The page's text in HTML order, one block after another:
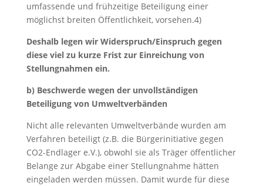
umfassende und frühzeitige Beteiligung einer
möglichst breiten Öffentlichkeit, vorsehen.4)
Deshalb legen wir Widerspruch/Einspruch gegen
diese viel zu kurze Frist zur Einreichung von
Stellungnahmen ein.
b) Beschwerde wegen der unvollständigen
Beteiligung von Umweltverbänden
Nicht alle relevanten Umweltverbände wurden am
Verfahren beteiligt (z.B. die Bürgerinitiative gegen
CO2-Endlager e.V.), obwohl sie als Träger öffentlicher
Belange zur Abgabe einer Stellungnahme hätten
eingeladen werden müssen. Damit wurde für diese